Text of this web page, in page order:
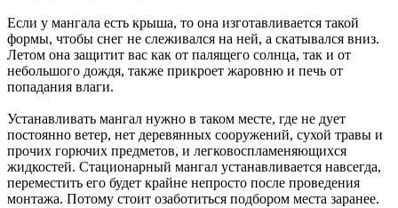
Если у мангала есть крыша, то она изготавливается такой
формы, чтобы снег не слеживался на ней, а скатывался вниз.
Летом она защитит вас как от палящего солнца, так и от
небольшого дождя, также прикроет жаровню и печь от
попадания влаги.
Устанавливать мангал нужно в таком месте, где не дует
постоянно ветер, нет деревянных сооружений, сухой травы и
прочих горючих предметов, и легковоспламеняющихся
жидкостей. Стационарный мангал устанавливается навсегда,
переместить его будет крайне непросто после проведения
монтажа. Потому стоит озаботиться подбором места заранее.